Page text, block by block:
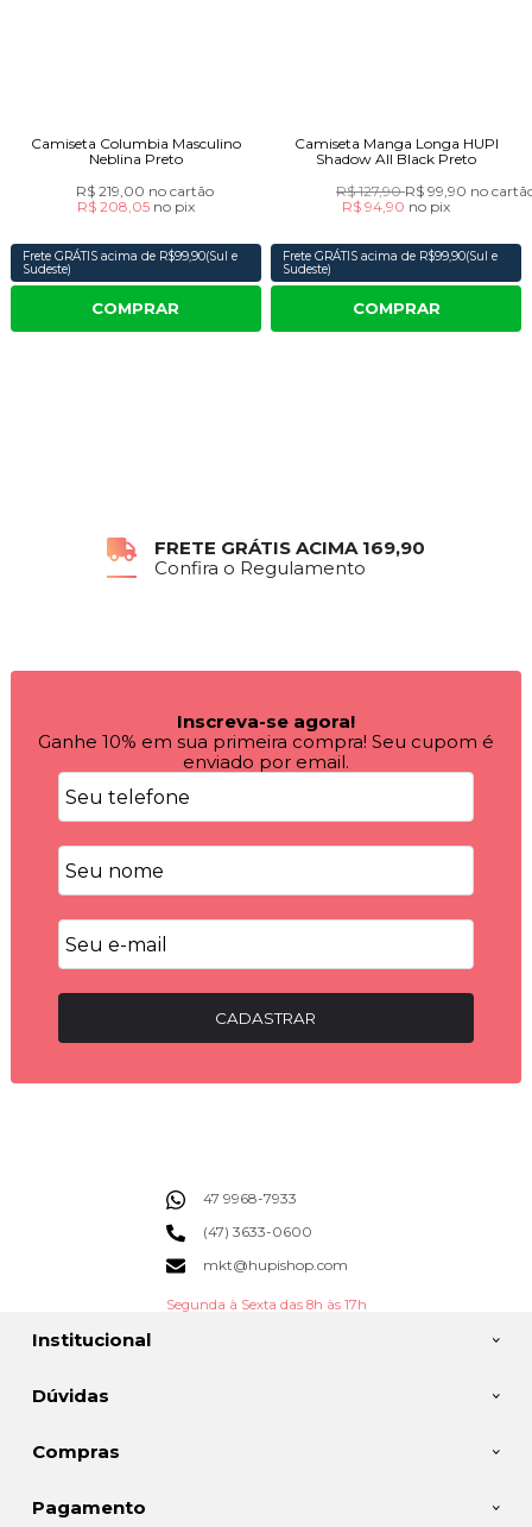
Camiseta Columbia Masculino
Neblina Preto
R$ 219,00 no cartão
R$ 208,05 no pix
Frete GRÁTIS acima de R$99,90(Sul e
Sudeste)
COMPRAR
Camiseta Manga Longa HUPI
Shadow All Black Preto
R$ 127,90R$ 99,90 no
R$ 94,90 no pix
Frete GRÁTIS acima de R$99,90(Sul e
Sudeste)
COMPRAR
FRETE GRÁTIS ACIMA 169,90
Confira o Regulamento
Inscreva-se agora!
Ganhe 10% em sua primeira compra! Seu cupom é
enviado por email.
CADASTRAR
Institucional
Dúvidas
Compras
47 9968-7933
(47) 3633-0600
mkt@hupishop.com
Segunda à Sexta das 8h às 17h
Pagamento